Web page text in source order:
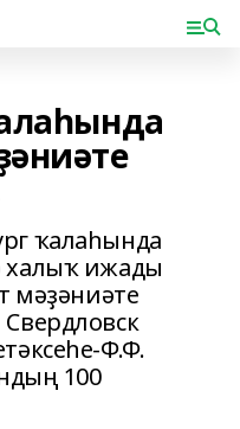
ҡалаһында
халыҡ ижады
мәҙәниәте
Ф.Ф.
100